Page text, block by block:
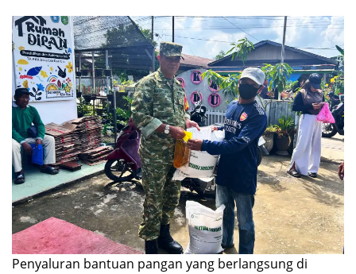
Penyaluran bantuan pangan yang berlangsung di